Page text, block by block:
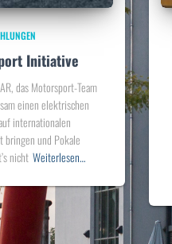
Initiative
das Motorsport-Team
einen elektrischen
internationalen
bringen und Pokale
nicht Weiterlesen…